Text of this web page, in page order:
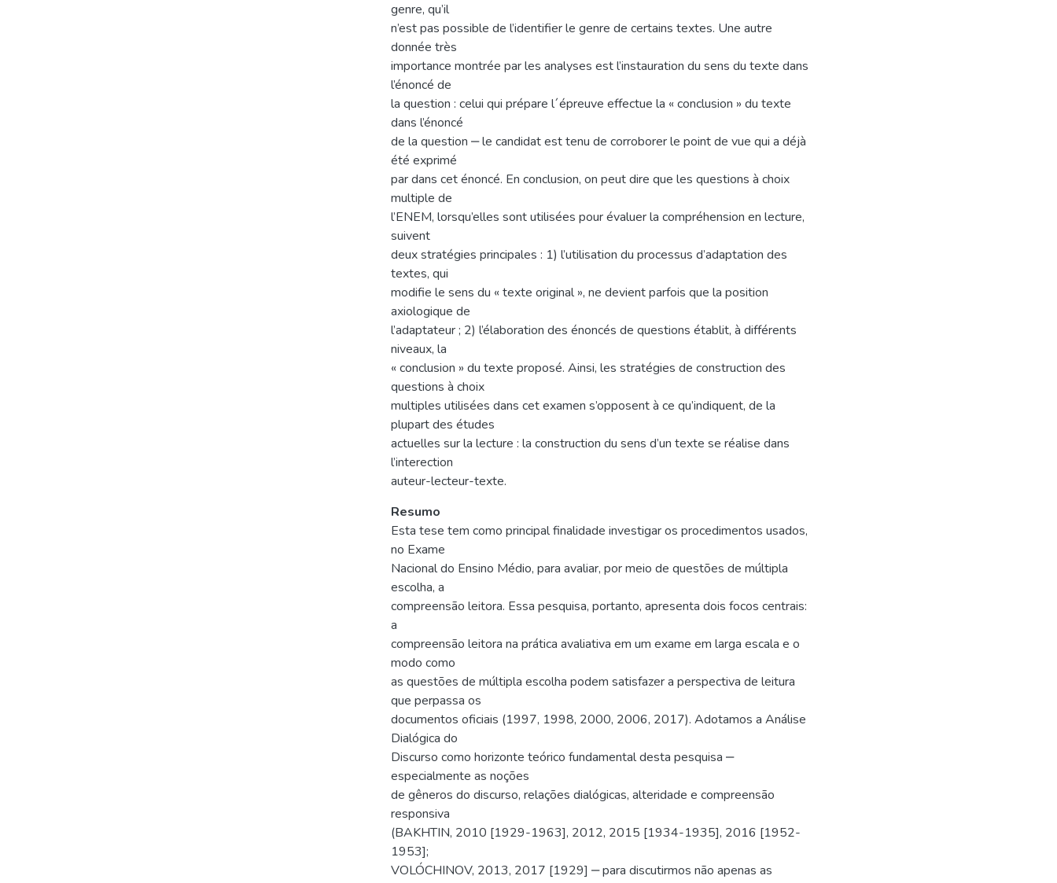
genre, qu’il
n’est pas possible de l’identifier le genre de certains textes. Une autre
donnée très
importance montrée par les analyses est l’instauration du sens du texte dans
l’énoncé de
la question : celui qui prépare l´épreuve effectue la « conclusion » du texte
dans l’énoncé
de la question ‒ le candidat est tenu de corroborer le point de vue qui a déjà
été exprimé
par dans cet énoncé. En conclusion, on peut dire que les questions à choix
multiple de
l’ENEM, lorsqu’elles sont utilisées pour évaluer la compréhension en lecture,
suivent
deux stratégies principales : 1) l’utilisation du processus d’adaptation des
textes, qui
modifie le sens du « texte original », ne devient parfois que la position
axiologique de
l’adaptateur ; 2) l’élaboration des énoncés de questions établit, à différents
niveaux, la
« conclusion » du texte proposé. Ainsi, les stratégies de construction des
questions à choix
multiples utilisées dans cet examen s’opposent à ce qu’indiquent, de la
plupart des études
actuelles sur la lecture : la construction du sens d’un texte se réalise dans
l’interection
auteur-lecteur-texte.
Resumo
Esta tese tem como principal finalidade investigar os procedimentos usados,
no Exame
Nacional do Ensino Médio, para avaliar, por meio de questões de múltipla
escolha, a
compreensão leitora. Essa pesquisa, portanto, apresenta dois focos centrais:
a
compreensão leitora na prática avaliativa em um exame em larga escala e o
modo como
as questões de múltipla escolha podem satisfazer a perspectiva de leitura
que perpassa os
documentos oficiais (1997, 1998, 2000, 2006, 2017). Adotamos a Análise
Dialógica do
Discurso como horizonte teórico fundamental desta pesquisa ‒
especialmente as noções
de gêneros do discurso, relações dialógicas, alteridade e compreensão
responsiva
(BAKHTIN, 2010 [1929-1963], 2012, 2015 [1934-1935], 2016 [1952-
1953];
VOLÓCHINOV, 2013, 2017 [1929] ‒ para discutirmos não apenas as